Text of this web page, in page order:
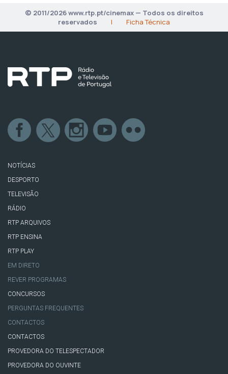
© 2011/2026 www.rtp.pt/cinemax — Todos os direitos
reservados
| Ficha Técnica
NOTÍCIAS
DESPORTO
TELEVISÃO
RÁDIO
RTP ARQUIVOS
RTP ENSINA
RTP PLAY
EM DIRETO
REVER PROGRAMAS
CONCURSOS
PERGUNTAS FREQUENTES
CONTACTOS
CONTACTOS
PROVEDORA DO TELESPECTADOR
PROVEDORA DO OUVINTE